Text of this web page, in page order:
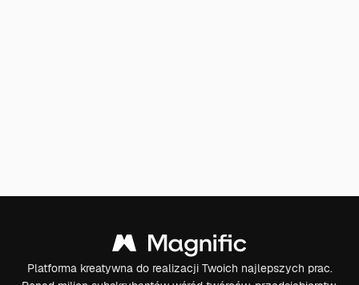
Platforma kreatywna do realizacji Twoich najlepszych prac.